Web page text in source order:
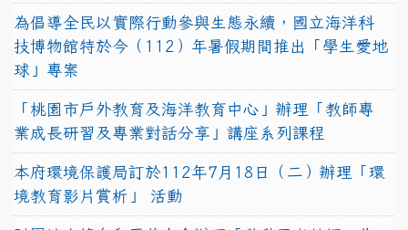
為倡導全民以實際行動參與生態永續，國立海洋科
技博物館特於今（112）年暑假期間推出「學生愛地
球」專案
「桃園市戶外教育及海洋教育中心」辦理「教師專
業成長研習及專業對話分享」講座系列課程
本府環境保護局訂於112年7月18日（二）辦理「環
境教育影片賞析」 活動